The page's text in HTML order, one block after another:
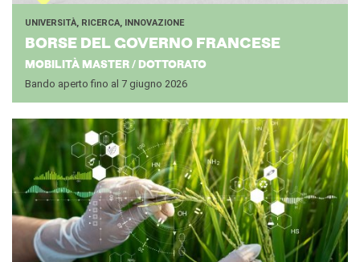
UNIVERSITÀ, RICERCA, INNOVAZIONE
BORSE DEL GO­VER­NO FRAN­CE­SE
MOBILITÀ MASTER / DOTTORATO
Bando aperto fino al 7 giugno 2026